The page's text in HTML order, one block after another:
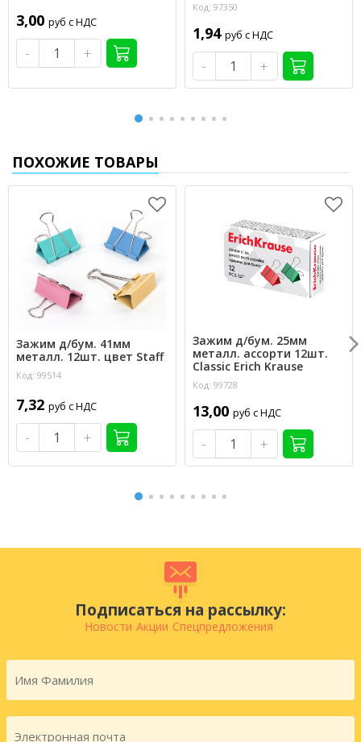
3,00 руб с НДС
- +
Код: 97350
1,94 руб с НДС
- +
ПОХОЖИЕ ТОВАРЫ
Зажим д/бум. 41мм
металл. 12шт. цвет Staff
Код: 99514
7,32 руб с НДС
- +
Зажим д/бум. 25мм
металл. ассорти 12шт.
Classic Erich Krause
Код: 99728
13,00 руб с НДС
- +
Подписаться на рассылку:
Новости Акции Спецпредложения